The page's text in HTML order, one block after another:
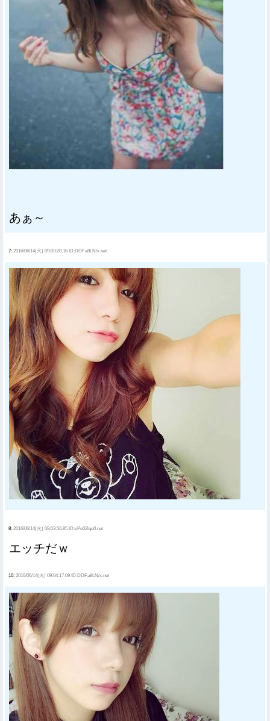
あぁ～
7: 2016/06/14(火) 09:03:20.16 ID:DDFa8LN/x.net
8: 2016/06/14(火) 09:03:56.85 ID:sPe02lqe0.net
エッチだｗ
10: 2016/06/14(火) 09:04:17.09 ID:DDFa8LN/x.net